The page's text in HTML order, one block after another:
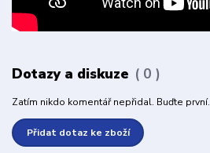
Dotazy a diskuze 0
Zatím nikdo komentář nepřidal. Buďte první.
Přidat dotaz ke zboží